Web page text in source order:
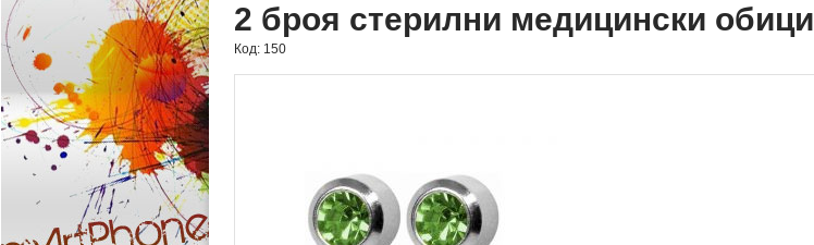
2 броя стерилни медицински обици
Код: 150